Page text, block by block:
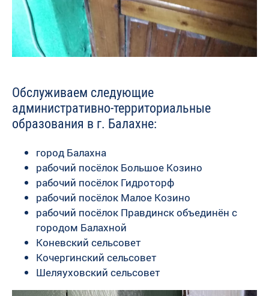
Обслуживаем следующие
административно-территориальные
образования в г. Балахне:
город Балахна
рабочий посёлок Большое Козино
рабочий посёлок Гидроторф
рабочий посёлок Малое Козино
рабочий посёлок Правдинск объединён с
городом Балахной
Коневский сельсовет
Кочергинский сельсовет
Шеляуховский сельсовет